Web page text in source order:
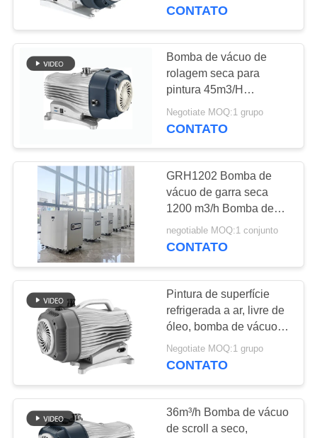
COMPRESSOR
MAPA
POLÍTICA
PRIVACIDADE
CONTATO
Bomba de vácuo de
rolagem seca para
pintura 45m3/H
refrigerada a ar Bomba
de vácuo sem óleo
Negotiate MOQ:1 grupo
CONTATO
GRH1202 Bomba de
vácuo de garra seca
1200 m3/h Bomba de
vácuo industrial sem
óleo para processo CVD
negotiable MOQ:1 conjunto
CONTATO
Pintura de superfície
refrigerada a ar, livre de
óleo, bomba de vácuo
scroll 16m3/h
Negotiate MOQ:1 grupo
CONTATO
36m³/h Bomba de vácuo
de scroll a seco,